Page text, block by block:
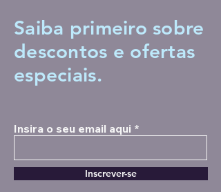
Saiba primeiro sobre
descontos e ofertas
especiais.
Insira o seu email aqui
Inscrever-se